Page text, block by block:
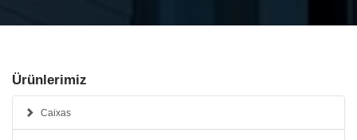
Ürünlerimiz
Caixas